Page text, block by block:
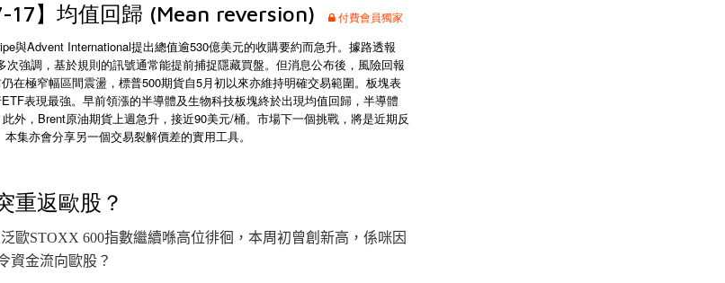
17】均值回歸 (Mean reversion) 付費會員獨家
與Advent International提出總值逾530億美元的收購要約而急升。據路透報
次強調，基於規則的訊號通常能提前捕捉隱藏買盤。但消息公布後，風險回報
在極窄幅區間震盪，標普500期貨自5月初以來亦維持明確交易範圍。板塊表
ETF表現最強。早前領漲的半導體及生物科技板塊終於出現均值回歸，半導體
外， Brent原油期貨上週急升，接近90美元/桶。市場下一個挑戰，將是近期反
本集亦會分享另一個交易裂解價差的實用工具。
重返歐股？
歐STOXX 600指數繼續喺高位徘徊， 本周初曾創新高，係咪因
資金流向歐股？